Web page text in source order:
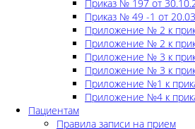
Приказ № 197 от
Приказ № 49 -1 от
Приложение № 2 к
Приложение № 2 к
Приложение № 3 к
Приложение № 3 к
Приложение №1 к
Приложение №4 к
Пациентам
Правила записи на прием